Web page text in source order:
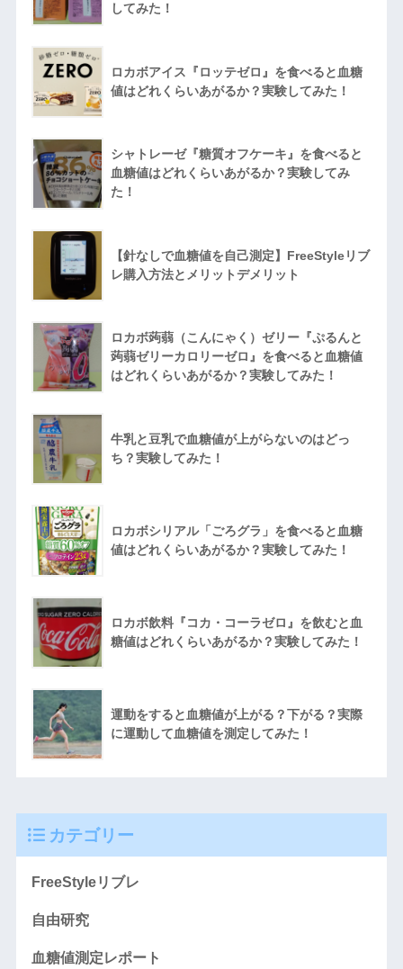
してみた！
ロカボアイス『ロッテゼロ』を食べると血糖
値はどれくらいあがるか？実験してみた！
シャトレーゼ『糖質オフケーキ』を食べると
血糖値はどれくらいあがるか？実験してみ
た！
【針なしで血糖値を自己測定】FreeStyleリブ
レ購入方法とメリットデメリット
ロカボ蒟蒻（こんにゃく）ゼリー『ぷるんと
蒟蒻ゼリーカロリーゼロ』を食べると血糖値
はどれくらいあがるか？実験してみた！
牛乳と豆乳で血糖値が上がらないのはどっ
ち？実験してみた！
ロカボシリアル「ごろグラ」を食べると血糖
値はどれくらいあがるか？実験してみた！
ロカボ飲料『コカ・コーラゼロ』を飲むと血
糖値はどれくらいあがるか？実験してみた！
運動をすると血糖値が上がる？下がる？実際
に運動して血糖値を測定してみた！
カテゴリー
FreeStyleリブレ
自由研究
血糖値測定レポート